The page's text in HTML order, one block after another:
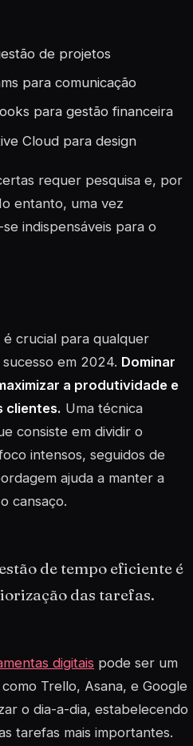
de projetos
para comunicação
para gestão financeira
Cloud para design
requer pesquisa e, por
entanto, uma vez
se indispensáveis para o
crucial para qualquer
em 2024. Dominar
a produtividade e
clientes. Uma técnica
consiste em dividir o
intensos, seguidos de
ajuda a manter a
cansaço.
de tempo eficiente é
das tarefas.
digitais pode ser um
Trello, Asana, e Google
o dia-a-dia, estabelecendo
tarefas mais importantes.